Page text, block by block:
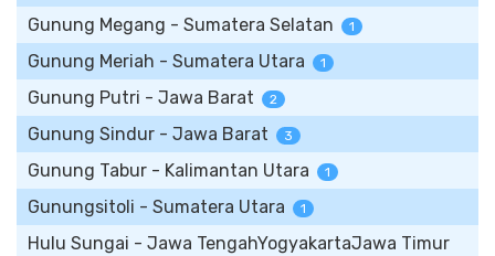
Gunung Megang - Sumatera Selatan 1
Gunung Meriah - Sumatera Utara 1
Gunung Putri - Jawa Barat 2
Gunung Sindur - Jawa Barat 3
Gunung Tabur - Kalimantan Utara 1
Gunungsitoli - Sumatera Utara 1
Hulu Sungai - Jawa TengahYogyakartaJawa Timur